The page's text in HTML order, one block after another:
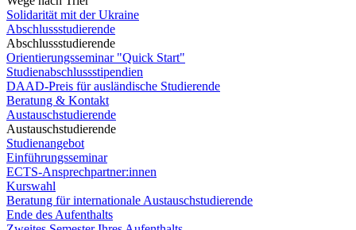
Solidarität mit der Ukraine
Abschlussstudierende
Abschlussstudierende
Orientierungsseminar "Quick Start"
Studienabschlussstipendien
DAAD-Preis für ausländische Studierende
Beratung & Kontakt
Austauschstudierende
Austauschstudierende
Studienangebot
Einführungsseminar
ECTS-Ansprechpartner:innen
Kurswahl
Beratung für internationale Austauschstudierende
Ende des Aufenthalts